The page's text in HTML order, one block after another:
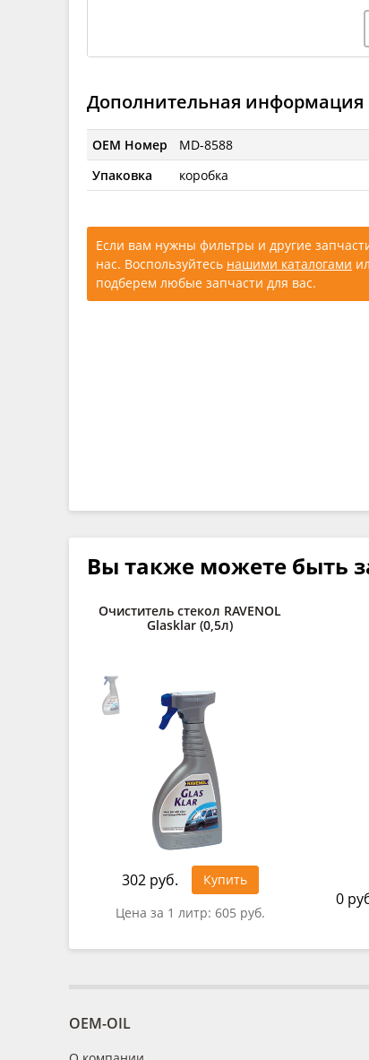
Дополнительная информация
OEM Номер
MD-8588
Упаковка
коробка
Если вам нужны фильтры и другие
нас. Воспользуйтесь нашими каталогами
подберем любые запчасти для вас.
Вы также можете быть
Очиститель стекол RAVENOL
Glasklar (0,5л)
302 руб.
Купить
Цена за 1 литр: 605 руб.
0
OEM-OIL